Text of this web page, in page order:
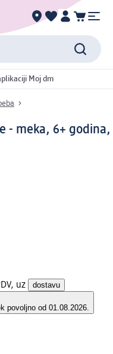
Moj dm
- meka, 6+ godina,
uz dostavu
povoljno od 01.08.2026.